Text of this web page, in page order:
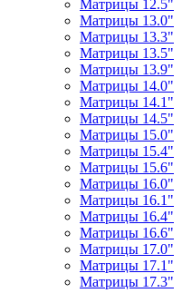
Матрицы 12.5"
Матрицы 13.0"
Матрицы 13.3"
Матрицы 13.5"
Матрицы 13.9"
Матрицы 14.0"
Матрицы 14.1"
Матрицы 14.5"
Матрицы 15.0"
Матрицы 15.4"
Матрицы 15.6"
Матрицы 16.0"
Матрицы 16.1"
Матрицы 16.4"
Матрицы 16.6"
Матрицы 17.0"
Матрицы 17.1"
Матрицы 17.3"